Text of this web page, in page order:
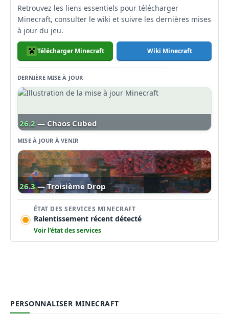
Retrouvez les liens essentiels pour télécharger
Minecraft, consulter le wiki et suivre les dernières mises
à jour du jeu.
Télécharger Minecraft Wiki Minecraft
DERNIÈRE MISE À JOUR
26.2 — Chaos Cubed
MISE À JOUR À VENIR
26.3 — Troisième Drop
ÉTAT DES SERVICES MINECRAFT
Ralentissement récent détecté
Voir l’état des services
PERSONNALISER MINECRAFT